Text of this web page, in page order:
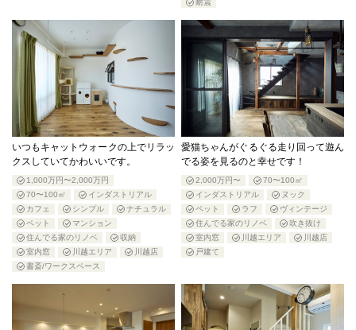
耐震
いつもキャットウォークの上でリラッ
クスしていてかわいいです。
1,000万円〜2,000万円
70〜100㎡
インダストリアル
カフェ
シンプル
ナチュラル
ペット
マンション
住んでる家のリノベ
収納
室内窓
川越エリア
川越店
書斎/ワークスペース
愛猫ちゃんがぐるぐる走り回って遊ん
でる姿を見るのと幸せです！
2,000万円〜
70〜100㎡
インダストリアル
ヌック
ペット
ラフ
ヴィンテージ
住んでる家のリノベ
吹き抜け
室内窓
川越エリア
川越店
戸建て